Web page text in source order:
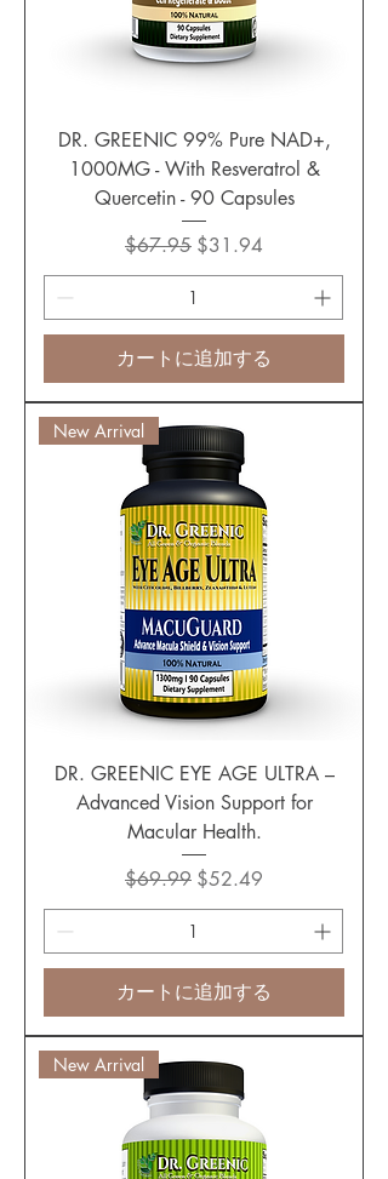
DR. GREENIC 99% Pure NAD+,
1000MG - With Resveratrol &
Quercetin - 90 Capsules
通常価格
$67.95 セール価格
$31.94
カートに追加する
New Arrival
DR. GREENIC EYE AGE ULTRA –
Advanced Vision Support for
Macular Health.
通常価格
$69.99 セール価格
$52.49
カートに追加する
New Arrival